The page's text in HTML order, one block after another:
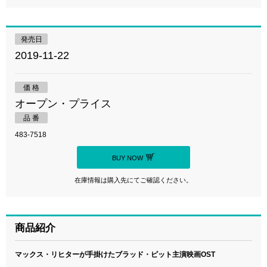
発売日
2019-11-22
価 格
オープン・プライス
品 番
483-7518
BUY NOW
在庫情報は購入先にてご確認ください。
商品紹介
マックス・リヒターが手掛けたブラッド・ピット主演映画OST